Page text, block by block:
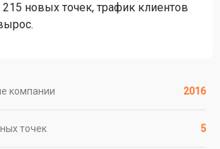
новых точек, трафик клиентов
компании 2016
точек 5